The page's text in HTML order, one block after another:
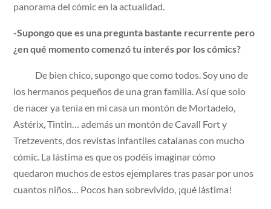
panorama del cómic en la actualidad.
-Supongo que es una pregunta bastante recurrente pero
¿en qué momento comenzó tu interés por los cómics?
De bien chico, supongo que como todos. Soy uno de
los hermanos pequeños de una gran familia. Así que solo
de nacer ya tenía en mi casa un montón de Mortadelo,
Astérix, Tintin… además un montón de Cavall Fort y
Tretzevents, dos revistas infantiles catalanas con mucho
cómic. La lástima es que os podéis imaginar cómo
quedaron muchos de estos ejemplares tras pasar por unos
cuantos niños… Pocos han sobrevivido, ¡qué lástima!